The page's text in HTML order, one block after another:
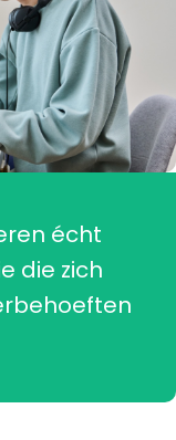
écht
die zich